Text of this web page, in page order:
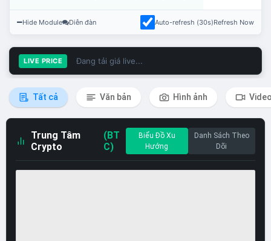
Hide Module Diễn đàn Auto-refresh (30s)Refresh Now
LIVE PRICE Đang tải giá live...
Tất cả Văn bản Hình ảnh
Trung Tâm
Crypto
(BT
C)
Biểu Đồ Xu
Hướng
Danh Sách Theo
Dõi